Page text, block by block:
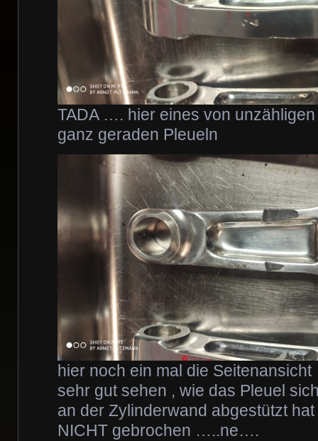
TADA …. hier eines von
ganz geraden Pleueln
hier noch ein mal die
sehr gut sehen , wie das Pleuel
an der Zylinderwand abgestützt
NICHT gebrochen …..ne….